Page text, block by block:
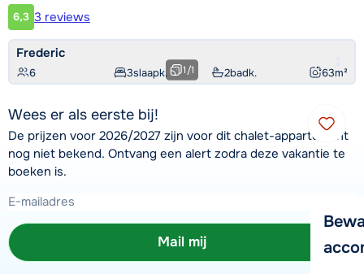
Klantwaardering
6,3 3 reviews
Frederic
6 3slaapk. 2badk. 63m²
1/1
Wees er als eerste bij!
De prijzen voor 2026/2027 zijn voor dit chalet-appartement
nog niet bekend. Ontvang een alert zodra deze vakantie te
boeken is.
Mail mij